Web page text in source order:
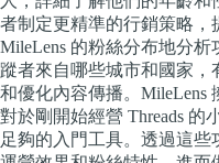
者制定更精準的行銷策略，
MileLens 的粉絲分布地分
蹤者來自哪些城市和國家，
和優化內容傳播。MileLens
對於剛開始經營 Threads 的
足夠的入門工具。透過這